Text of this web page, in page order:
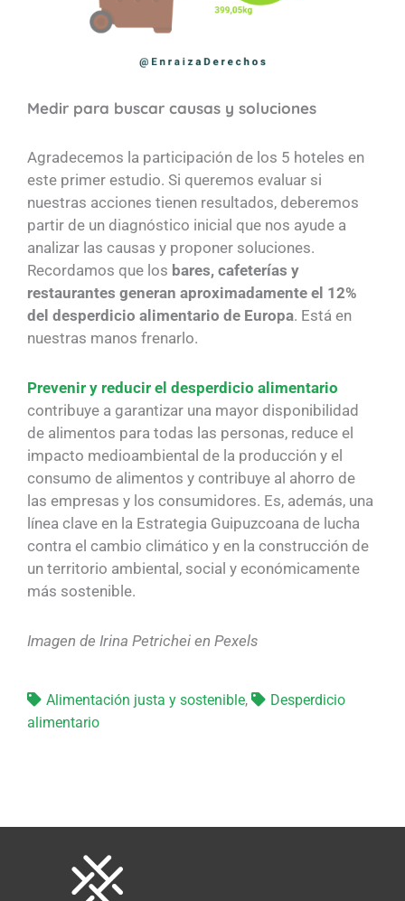
Medir para buscar causas y soluciones
Agradecemos la participación de los 5 hoteles en
este primer estudio. Si queremos evaluar si
nuestras acciones tienen resultados, deberemos
partir de un diagnóstico inicial que nos ayude a
analizar las causas y proponer soluciones.
Recordamos que los bares, cafeterías y
restaurantes generan aproximadamente el 12%
del desperdicio alimentario de Europa. Está en
nuestras manos frenarlo.
Prevenir y reducir el desperdicio alimentario
contribuye a garantizar una mayor disponibilidad
de alimentos para todas las personas, reduce el
impacto medioambiental de la producción y el
consumo de alimentos y contribuye al ahorro de
las empresas y los consumidores. Es, además, una
línea clave en la Estrategia Guipuzcoana de lucha
contra el cambio climático y en la construcción de
un territorio ambiental, social y económicamente
más sostenible.
Imagen de Irina Petrichei en Pexels
Alimentación justa y sostenible,
Desperdicio
alimentario